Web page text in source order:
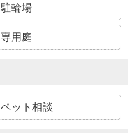
駐輪場
専用庭
ペット相談